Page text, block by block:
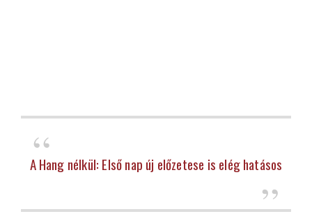
A Hang nélkül: Első nap új előzetese is elég hatásos